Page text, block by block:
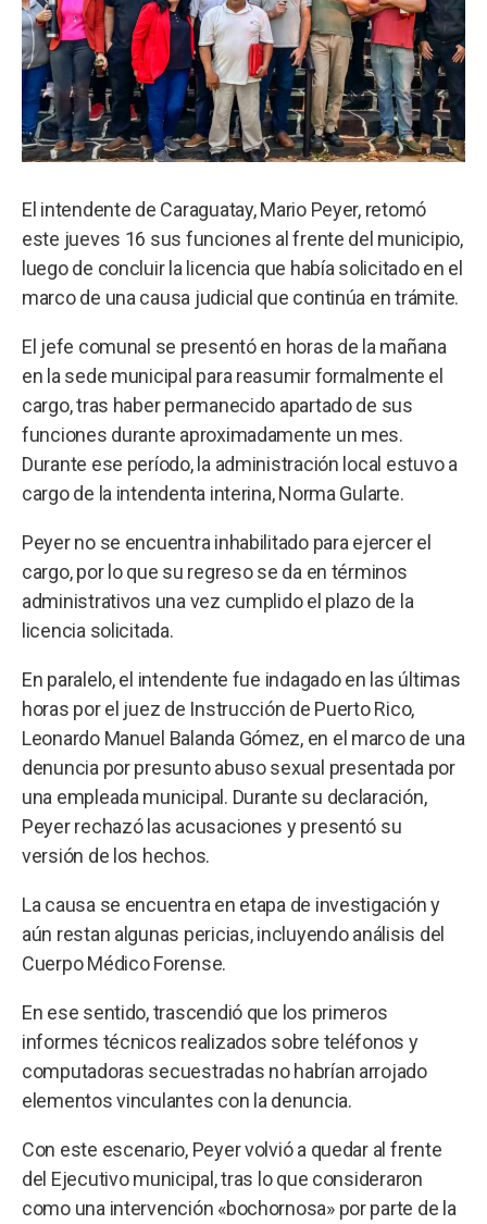
El intendente de Caraguatay, Mario Peyer, retomó
este jueves 16 sus funciones al frente del municipio,
luego de concluir la licencia que había solicitado en el
marco de una causa judicial que continúa en trámite.
El jefe comunal se presentó en horas de la mañana
en la sede municipal para reasumir formalmente el
cargo, tras haber permanecido apartado de sus
funciones durante aproximadamente un mes.
Durante ese período, la administración local estuvo a
cargo de la intendenta interina, Norma Gularte.
Peyer no se encuentra inhabilitado para ejercer el
cargo, por lo que su regreso se da en términos
administrativos una vez cumplido el plazo de la
licencia solicitada.
En paralelo, el intendente fue indagado en las últimas
horas por el juez de Instrucción de Puerto Rico,
Leonardo Manuel Balanda Gómez, en el marco de una
denuncia por presunto abuso sexual presentada por
una empleada municipal. Durante su declaración,
Peyer rechazó las acusaciones y presentó su
versión de los hechos.
La causa se encuentra en etapa de investigación y
aún restan algunas pericias, incluyendo análisis del
Cuerpo Médico Forense.
En ese sentido, trascendió que los primeros
informes técnicos realizados sobre teléfonos y
computadoras secuestradas no habrían arrojado
elementos vinculantes con la denuncia.
Con este escenario, Peyer volvió a quedar al frente
del Ejecutivo municipal, tras lo que consideraron
como una intervención «bochornosa» por parte de la